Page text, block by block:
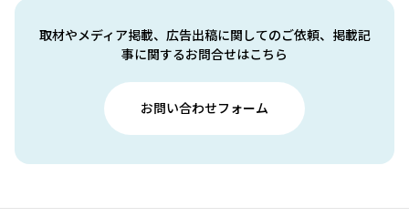
取材やメディア掲載、広告出稿に関してのご依頼、掲載記
事に関するお問合せはこちら
お問い合わせフォーム